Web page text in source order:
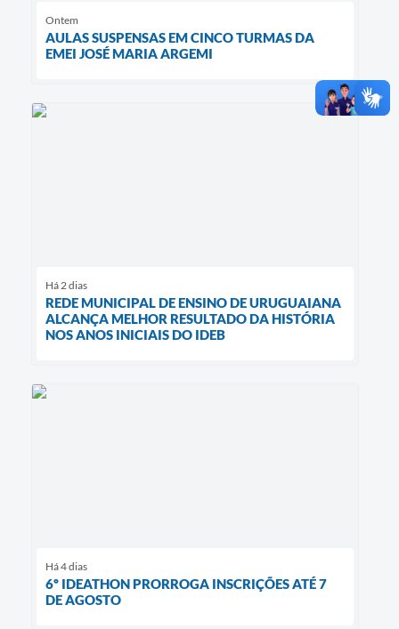
Ontem
AULAS SUSPENSAS EM CINCO TURMAS DA
EMEI JOSÉ MARIA ARGEMI
Há 2 dias
REDE MUNICIPAL DE ENSINO DE URUGUAIANA
ALCANÇA MELHOR RESULTADO DA HISTÓRIA
NOS ANOS INICIAIS DO IDEB
Há 4 dias
6º IDEATHON PRORROGA INSCRIÇÕES ATÉ 7
DE AGOSTO